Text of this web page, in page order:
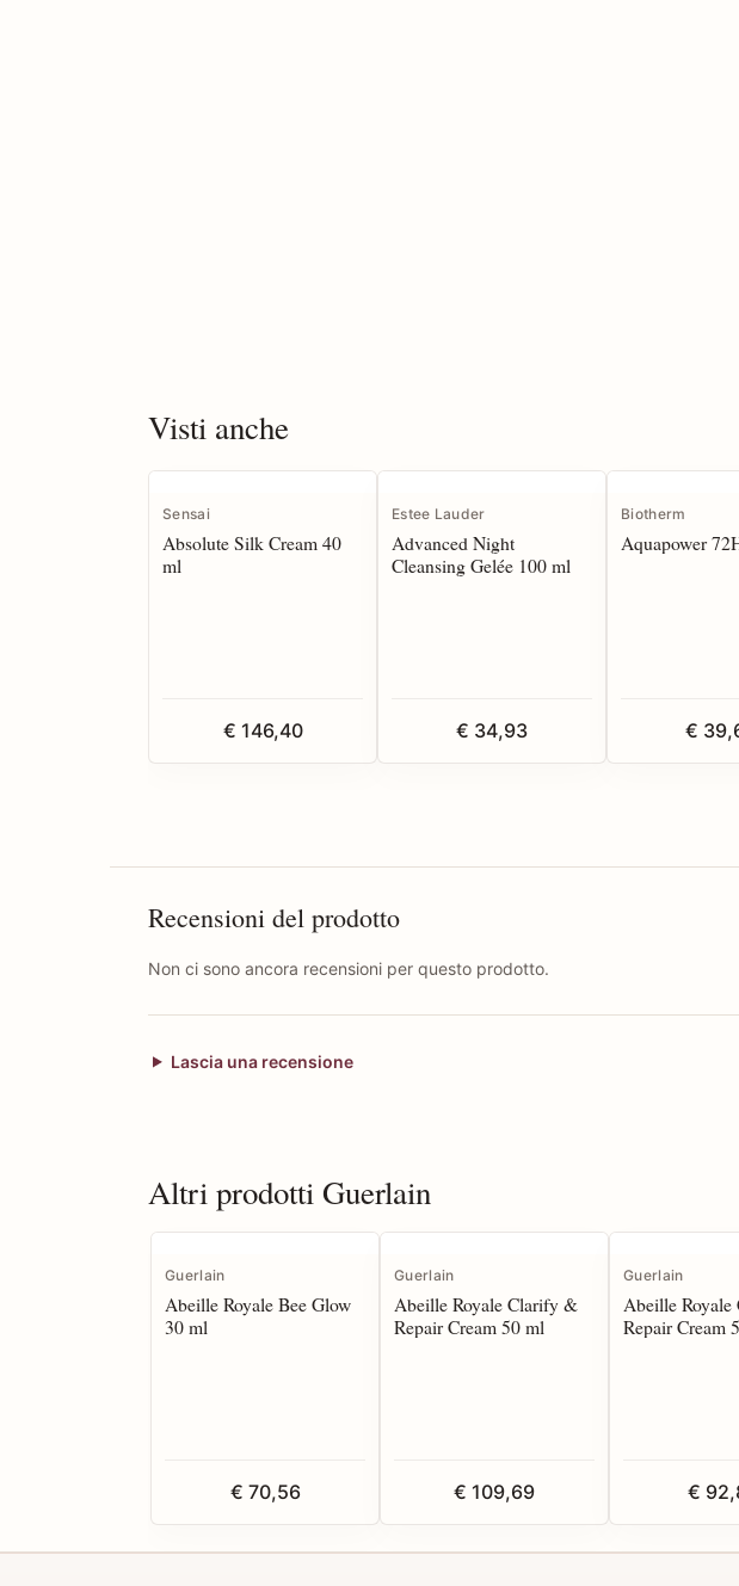
Visti anche
Sensai
Absolute Silk Cream 40
ml
€ 146,40
Estee Lauder
Advanced Night
Cleansing Gelée 100 ml
€ 34,93
Biotherm
Aquapower
€
Recensioni del prodotto
Non ci sono ancora recensioni per questo prodotto.
Lascia una recensione
Altri prodotti Guerlain
Guerlain
Abeille Royale Bee Glow
30 ml
€ 70,56
Guerlain
Abeille Royale Clarify &
Repair Cream 50 ml
€ 109,69
Guerlain
Abeille
Repair Cream
€